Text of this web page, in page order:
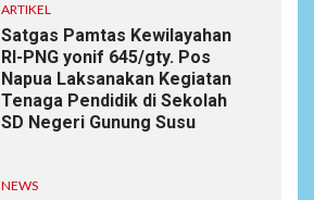
ARTIKEL
Satgas Pamtas Kewilayahan
RI-PNG yonif 645/gty. Pos
Napua Laksanakan Kegiatan
Tenaga Pendidik di Sekolah
SD Negeri Gunung Susu
NEWS